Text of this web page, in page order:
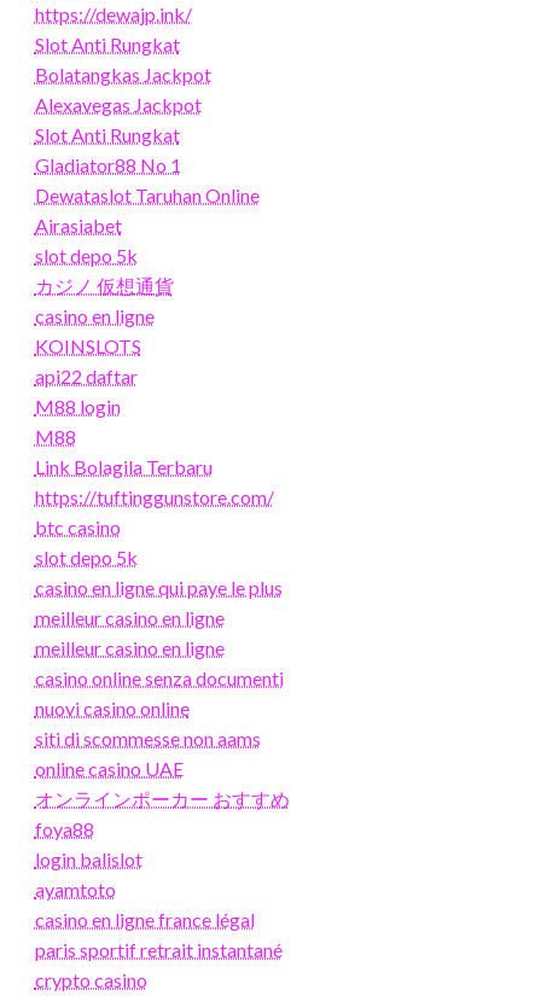
https://dewajp.ink/
Slot Anti Rungkat
Bolatangkas Jackpot
Alexavegas Jackpot
Slot Anti Rungkat
Gladiator88 No 1
Dewataslot Taruhan Online
Airasiabet
slot depo 5k
カジノ 仮想通貨
casino en ligne
KOINSLOTS
api22 daftar
M88 login
M88
Link Bolagila Terbaru
https://tuftinggunstore.com/
btc casino
slot depo 5k
casino en ligne qui paye le plus
meilleur casino en ligne
meilleur casino en ligne
casino online senza documenti
nuovi casino online
siti di scommesse non aams
online casino UAE
オンラインポーカー おすすめ
foya88
login balislot
ayamtoto
casino en ligne france légal
paris sportif retrait instantané
crypto casino